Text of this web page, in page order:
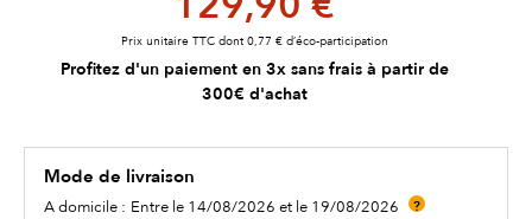
Prix unitaire TTC dont 0,77 € d’éco-participation
Profitez d'un paiement en 3x sans frais à partir de
300€ d'achat
Mode de livraison
A domicile : Entre le 14/08/2026 et le 19/08/2026 ?